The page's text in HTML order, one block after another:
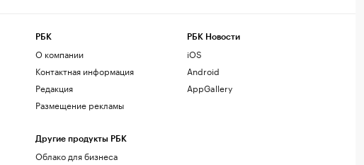
РБК
О компании
Контактная информация
Редакция
Размещение рекламы
Другие продукты РБК
Облако для бизнеса
РБК Новости
iOS
Android
AppGallery